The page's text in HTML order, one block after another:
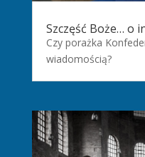
Szczęść Boże… o
Czy porażka
wiadomością?